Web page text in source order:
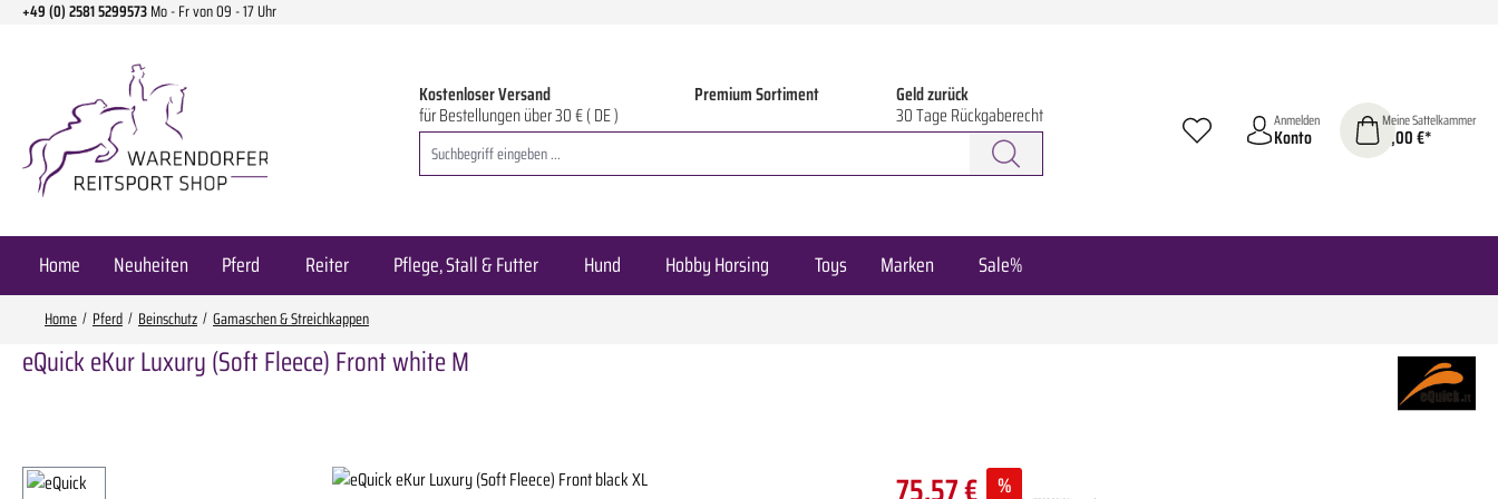
Hauptinhalt springen
Zur Suche springen
Zur Hauptnavigation springen
+49 (0) 2581 5299573Mo - Fr von 09 - 17 Uhr
Kostenloser Versand
für Bestellungen über 30 € ( DE )
Premium Sortiment Geld zurück
30 Tage Rückgaberecht Anmelden
Konto
Meine Sattelkammer
0,00 €*
Home Neuheiten Pferd Reiter Pflege, Stall & Futter Hund Hobby Horsing Toys Marken Sale%
Home Pferd Beinschutz Gamaschen & Streichkappen
eQuick eKur Luxury (Soft Fleece) Front white M
Bildergalerie überspringen %